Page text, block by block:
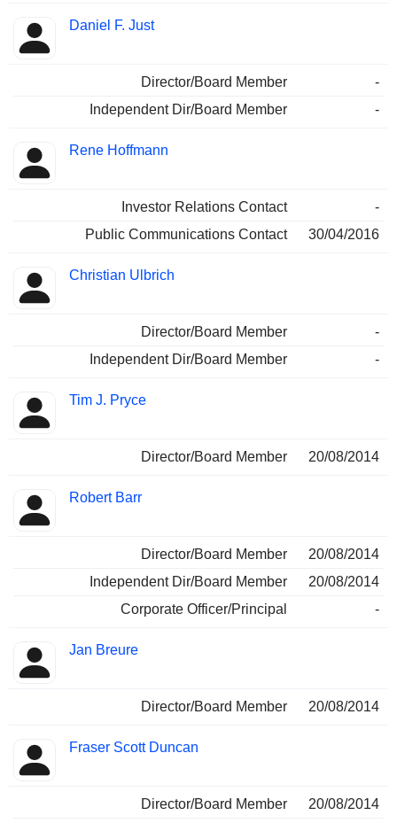
Daniel F. Just
Director/Board Member
-
Independent Dir/Board Member
-
Rene Hoffmann
Investor Relations Contact
-
Public Communications Contact
30/04/2016
Christian Ulbrich
Director/Board Member
-
Independent Dir/Board Member
-
Tim J. Pryce
Director/Board Member 20/08/2014
Robert Barr
Director/Board Member
20/08/2014
Independent Dir/Board Member
20/08/2014
Corporate Officer/Principal
-
Jan Breure
Director/Board Member 20/08/2014
Fraser Scott Duncan
Director/Board Member 20/08/2014